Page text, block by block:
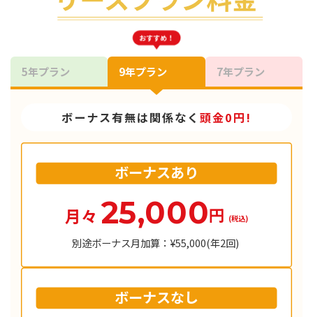
5年プラン
おすすめ！
9年プラン 7年プラン
ボーナス有無は関係なく 頭金0円!
ボーナスあり
別途ボーナス月加算：¥55,000(年2回)
月々 円
25,000 (税込)
ボーナスなし